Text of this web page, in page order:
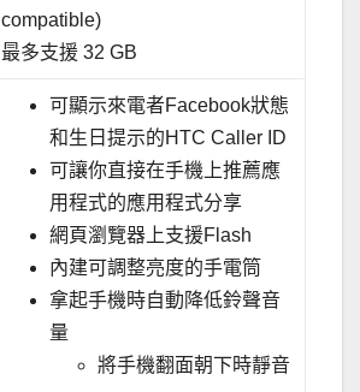
compatible)
最多支援 32 GB
可顯示來電者Facebook狀態
和生日提示的HTC Caller ID
可讓你直接在手機上推薦應
用程式的應用程式分享
網頁瀏覽器上支援Flash
內建可調整亮度的手電筒
拿起手機時自動降低鈴聲音
量
將手機翻面朝下時靜音